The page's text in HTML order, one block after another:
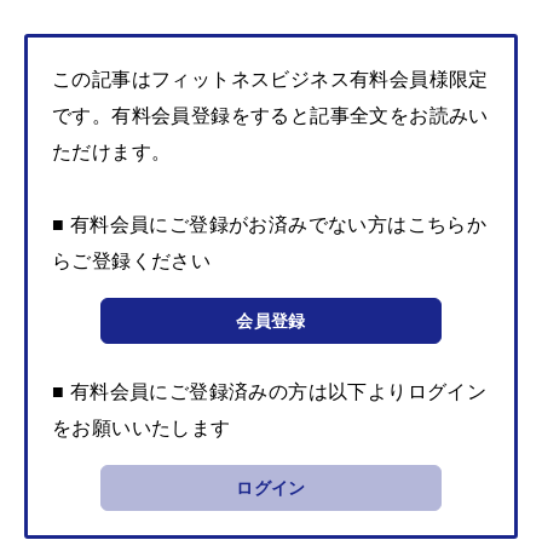
この記事はフィットネスビジネス有料会員様限定
です。有料会員登録をすると記事全文をお読みい
ただけます。
■ 有料会員にご登録がお済みでない方はこちらか
らご登録ください
会員登録
■ 有料会員にご登録済みの方は以下よりログイン
をお願いいたします
ログイン